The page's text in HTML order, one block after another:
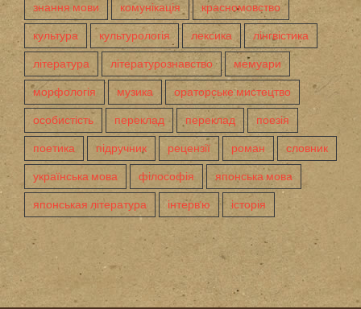
знання мови комунікація красномовство
культура культурологія лексика лінгвістика
література літературознавство мемуари
морфологія музика ораторське мистецтво
особистість переклад переклад поезія
поетика підручник рецензії роман словник
українська мова філософія японська мова
японськая література інтерв'ю історія